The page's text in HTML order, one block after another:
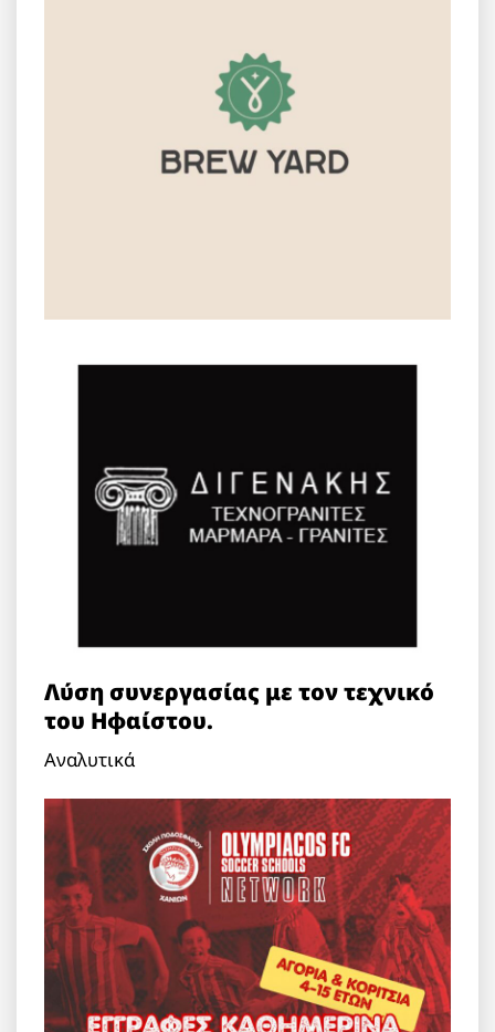
Λύση συνεργασίας με τον τεχνικό
του Ηφαίστου.
Αναλυτικά